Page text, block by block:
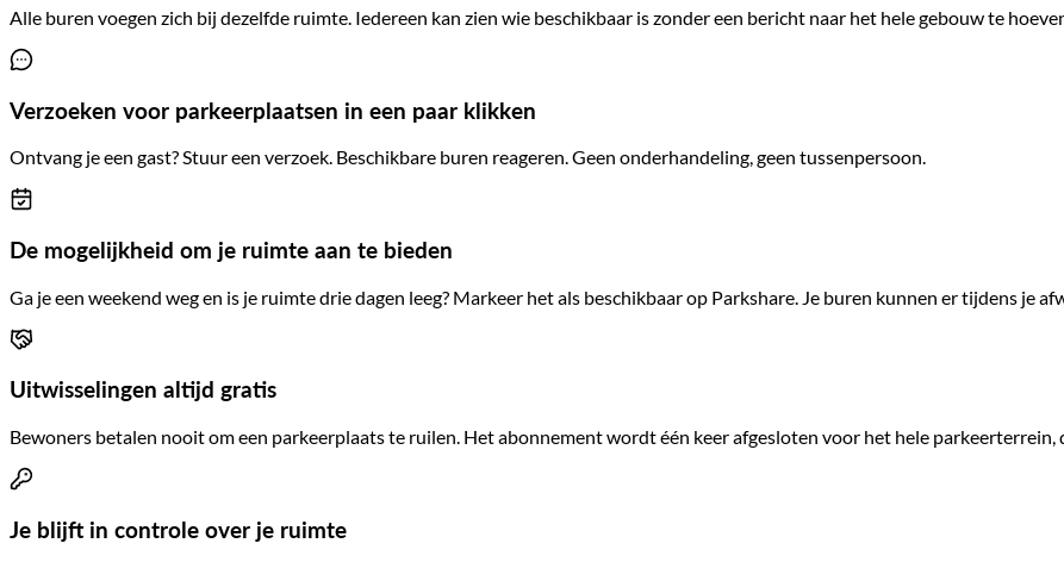
Alle buren voegen zich bij dezelfde ruimte. Iedereen kan zien wie beschikbaar is zonder een bericht naar het hele gebouw te
Verzoeken voor parkeerplaatsen in een paar klikken
Ontvang je een gast? Stuur een verzoek. Beschikbare buren reageren. Geen onderhandeling, geen tussenpersoon.
De mogelijkheid om je ruimte aan te bieden
Ga je een weekend weg en is je ruimte drie dagen leeg? Markeer het als beschikbaar op Parkshare. Je buren kunnen er tijdens je
Uitwisselingen altijd gratis
Bewoners betalen nooit om een parkeerplaats te ruilen. Het abonnement wordt één keer afgesloten voor het hele
Je blijft in controle over je ruimte